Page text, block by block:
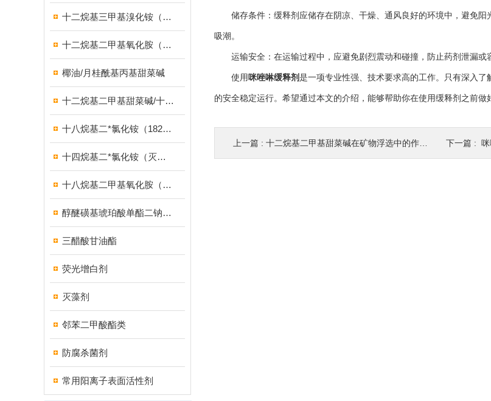
十二烷基三甲基溴化铵（1231溴型）
十二烷基二甲基氧化胺（OB-2调理剂）
椰油/月桂酰基丙基甜菜碱
十二烷基二甲基甜菜碱/十二烷基二甲基胺乙内酯/BS-12
十八烷基二*氯化铵（1827）
十四烷基二*氯化铵（灭藻剂FN7326）
十八烷基二甲基氧化胺（OB-8调理剂）
醇醚磺基琥珀酸单酯二钠盐（MES）
三醋酸甘油酯
荧光增白剂
灭藻剂
邻苯二甲酸酯类
防腐杀菌剂
常用阳离子表面活性剂
储存条件：缓释剂应储存在阴凉、干燥、通风良好的环境中，避免阳
吸潮。
运输安全：在运输过程中，应避免剧烈震动和碰撞，防止药剂泄漏或
使用咪唑啉缓释剂 是一项专业性强、技术要求高的工作。只有深入
的安全稳定运行。希望通过本文的介绍，能够帮助你在使用缓释剂之前做
上一篇 : 十二烷基二甲基甜菜碱在矿物浮选中的作用机理 下一篇 :